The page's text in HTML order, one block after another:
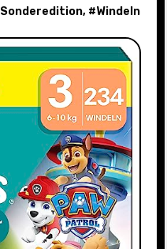
Sonderedition, #Windeln